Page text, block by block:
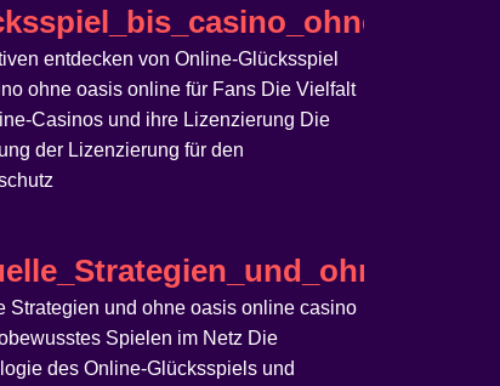
entdecken von Online-Glücksspiel
ohne oasis online für Fans Die Vielfalt
Casinos und ihre Lizenzierung Die
der Lizenzierung für den
Strategien und ohne oasis online casino
Spielen im Netz Die
des Online-Glücksspiels und